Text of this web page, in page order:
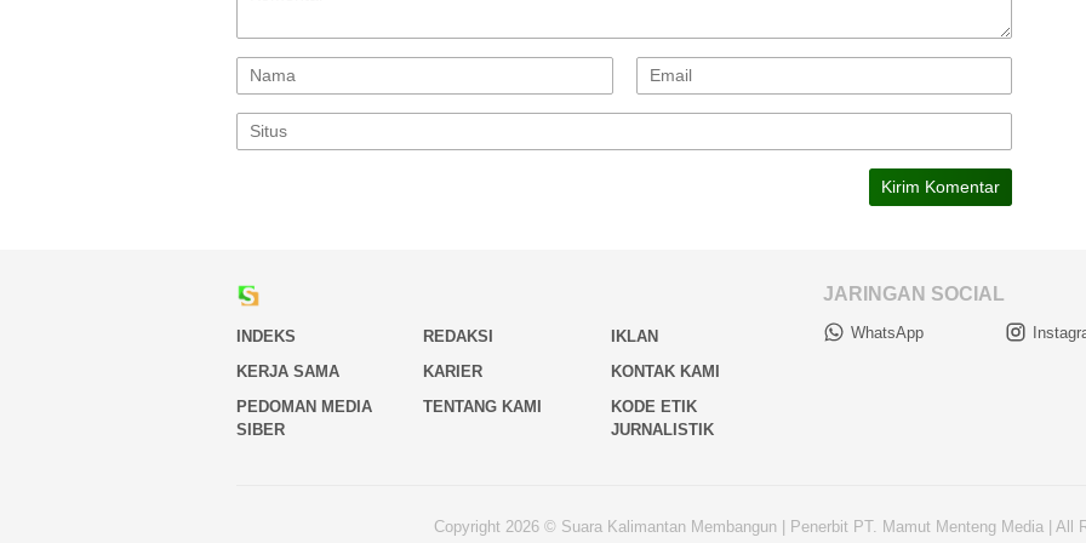
INDEKS REDAKSI
IKLAN
KERJA SAMA
KARIER
KONTAK KAMI
PEDOMAN MEDIA
SIBER
TENTANG KAMI
KODE ETIK
JURNALISTIK
JARINGAN SOCIAL
WhatsApp
Copyright 2026 © Suara Kalimantan Membangun | Penerbit PT. Mamut Menteng Media | All